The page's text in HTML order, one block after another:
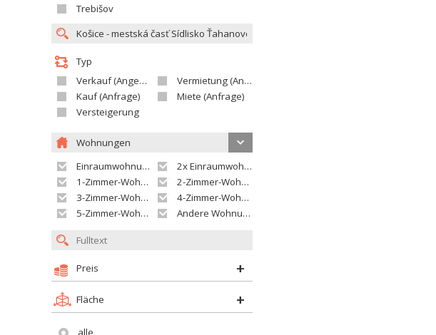
Trebišov
Typ
Verkauf (Angebot)
Vermietung (Angebot)
Kauf (Anfrage)
Miete (Anfrage)
Versteigerung
Wohnungen
Einraumwohnung
2x Einraumwohnung
1-Zimmer-Wohnung
2-Zimmer-Wohnung
3-Zimmer-Wohnung
4-Zimmer-Wohnung
5-Zimmer-Wohnung und größer
Andere Wohnung
Preis
Fläche
alle